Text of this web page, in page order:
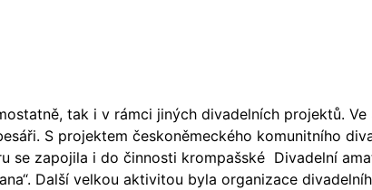
tak i v rámci jiných divadelních projektů.
S projektem českoněmeckého komunitního
se zapojila i do činnosti krompašské Divadelní
Další velkou aktivitou byla organizace